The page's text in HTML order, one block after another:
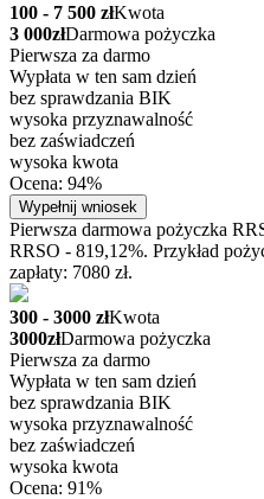
100 - 7 500 złKwota
3 000złDarmowa pożyczka
Pierwsza za darmo
Wypłata w ten sam dzień
bez sprawdzania BIK
wysoka przyznawalność
bez zaświadczeń
wysoka kwota
Ocena: 94%
Wypełnij wniosek
Pierwsza darmowa pożyczka
RRSO - 819,12%. Przykład
zapłaty: 7080 zł.
300 - 3000 złKwota
3000złDarmowa pożyczka
Pierwsza za darmo
Wypłata w ten sam dzień
bez sprawdzania BIK
wysoka przyznawalność
bez zaświadczeń
wysoka kwota
Ocena: 91%